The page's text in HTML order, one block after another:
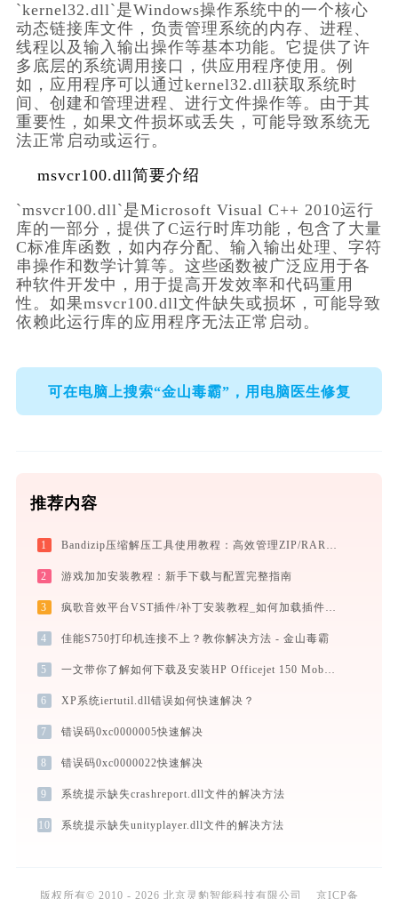
`kernel32.dll`是Windows操作系统中的一个核心
动态链接库文件，负责管理系统的内存、进程、
线程以及输入输出操作等基本功能。它提供了许
多底层的系统调用接口，供应用程序使用。例
如，应用程序可以通过kernel32.dll获取系统时
间、创建和管理进程、进行文件操作等。由于其
重要性，如果文件损坏或丢失，可能导致系统无
法正常启动或运行。
msvcr100.dll简要介绍
`msvcr100.dll`是Microsoft Visual C++ 2010运行
库的一部分，提供了C运行时库功能，包含了大量
C标准库函数，如内存分配、输入输出处理、字符
串操作和数学计算等。这些函数被广泛应用于各
种软件开发中，用于提高开发效率和代码重用
性。如果msvcr100.dll文件缺失或损坏，可能导致
依赖此运行库的应用程序无法正常启动。
可在电脑上搜索“金山毒霸”，用电脑医生修复
推荐内容
1 Bandizip压缩解压工具使用教程：高效管理ZIP/RAR/7Z等30+格式的免费压缩神器
2 游戏加加安装教程：新手下载与配置完整指南
3 疯歌音效平台VST插件/补丁安装教程_如何加载插件效果包
4 佳能S750打印机连接不上？教你解决方法 - 金山毒霸
5 一文带你了解如何下载及安装HP Officejet 150 Mobile L511打印机驱动
6 XP系统iertutil.dll错误如何快速解决？
7 错误码0xc0000005快速解决
8 错误码0xc0000022快速解决
9 系统提示缺失crashreport.dll文件的解决方法
10 系统提示缺失unityplayer.dll文件的解决方法
版权所有© 2010 - 2026 北京灵豹智能科技有限公司 京ICP备